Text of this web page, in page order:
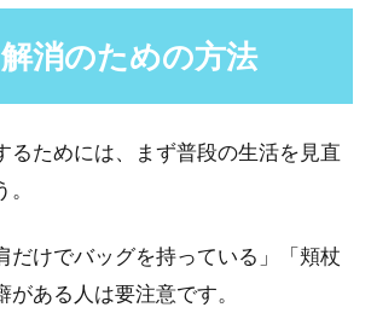
マスクの選び方！メガネの方なら曇
風邪をひいた時や予防のほか、花粉症対策や
PM2．5対策など、マスクは様々な場面で必須
のアイテムですよ...
消のための方法
るためには、まず普段の生活を見直
だけでバッグを持っている」「頬杖
がある人は要注意です。